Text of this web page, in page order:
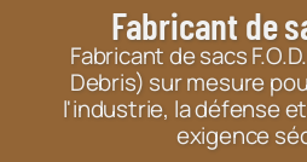
Fabricant de
Fabricant de sacs
Debris) sur mesure
l'industrie, la défense
exigence